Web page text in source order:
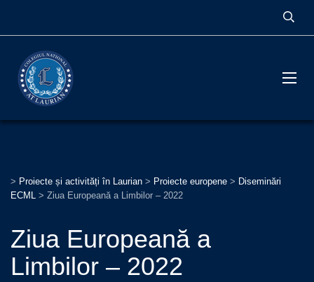
> Proiecte și activități în Laurian > Proiecte europene > Diseminări
ECML > Ziua Europeană a Limbilor – 2022
Ziua Europeană a
Limbilor – 2022